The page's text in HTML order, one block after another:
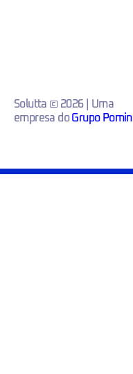
Solutta © 2026 | Uma
empresa doGrupo Pomin